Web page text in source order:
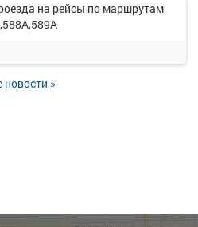
на рейсы по маршрутам
новости »